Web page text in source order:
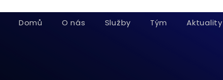
Domů O nás Služby Tým Aktuality